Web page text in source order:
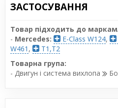
ЗАСТОСУВАННЯ
Товар підходить до
- Mercedes: E-Class W124,
W461 ,
T1,T2
Товарна група:
- Двигун і система вихлопа